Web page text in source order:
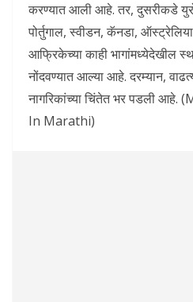
करण्यात आली आहे. तर, दुसरीकडे
पोर्तुगाल, स्वीडन, कॅनडा,
आफ्रिकेच्या काही भागांमध्येदेखील
नोंदवण्यात आल्या आहे. दरम्यान,
नागरिकांच्या चिंतेत भर पडली
In Marathi)